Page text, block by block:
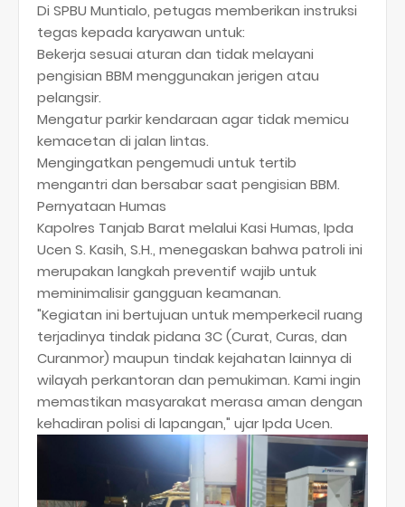
​Di SPBU Muntialo, petugas memberikan instruksi
tegas kepada karyawan untuk:
​Bekerja sesuai aturan dan tidak melayani
pengisian BBM menggunakan jerigen atau
pelangsir.
​Mengatur parkir kendaraan agar tidak memicu
kemacetan di jalan lintas.
​Mengingatkan pengemudi untuk tertib
mengantri dan bersabar saat pengisian BBM.
​Pernyataan Humas
​Kapolres Tanjab Barat melalui Kasi Humas, Ipda
Ucen S. Kasih, S.H., menegaskan bahwa patroli ini
merupakan langkah preventif wajib untuk
meminimalisir gangguan keamanan.
​"Kegiatan ini bertujuan untuk memperkecil ruang
terjadinya tindak pidana 3C (Curat, Curas, dan
Curanmor) maupun tindak kejahatan lainnya di
wilayah perkantoran dan pemukiman. Kami ingin
memastikan masyarakat merasa aman dengan
kehadiran polisi di lapangan," ujar Ipda Ucen.